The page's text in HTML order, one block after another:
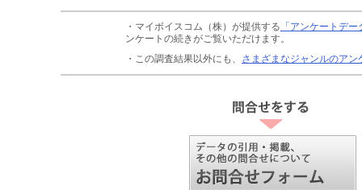
・マイボイスコム（株）が提供する 「アンケートデ
ンケートの続きがご覧いただけます。
・この調査結果以外にも、 さまざまなジャンルのアン